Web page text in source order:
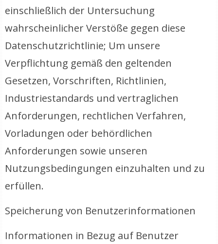
einschließlich der Untersuchung
wahrscheinlicher Verstöße gegen diese
Datenschutzrichtlinie; Um unsere
Verpflichtung gemäß den geltenden
Gesetzen, Vorschriften, Richtlinien,
Industriestandards und vertraglichen
Anforderungen, rechtlichen Verfahren,
Vorladungen oder behördlichen
Anforderungen sowie unseren
Nutzungsbedingungen einzuhalten und zu
erfüllen.
Speicherung von Benutzerinformationen
Informationen in Bezug auf Benutzer